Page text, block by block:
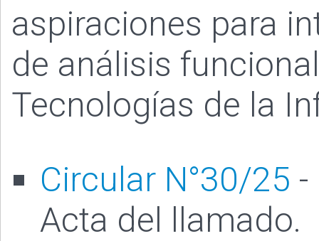
aspiraciones para
de análisis
Tecnologías de la
Circular N°30/25 -
Acta del llamado.